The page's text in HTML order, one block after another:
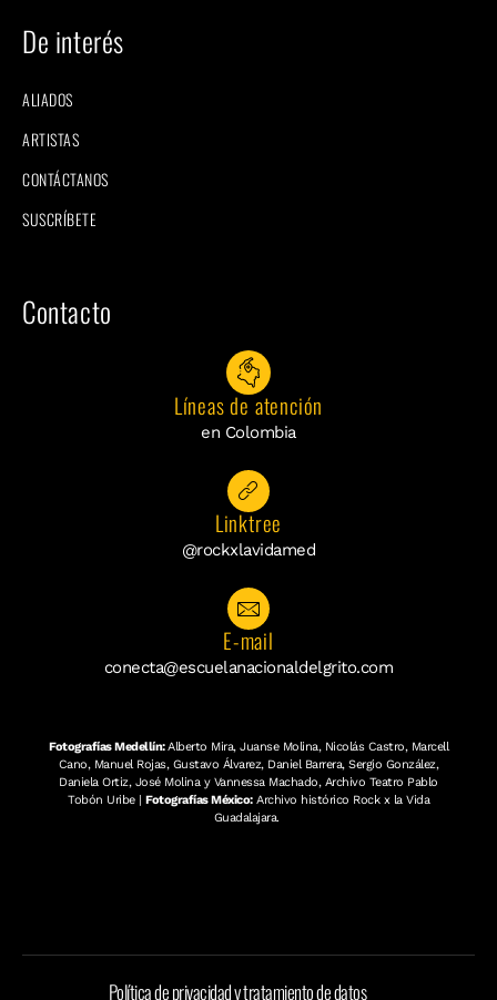
De interés
ALIADOS
ARTISTAS
CONTÁCTANOS
SUSCRÍBETE
Contacto
Líneas de atención
en Colombia
Linktree
@rockxlavidamed
E-mail
conecta@escuelanacionaldelgrito.com
Fotografías Medellín:Alberto Mira, Juanse Molina, Nicolás Castro, Marcell
Cano, Manuel Rojas, Gustavo Álvarez, Daniel Barrera, Sergio González,
Daniela Ortiz, José Molina y Vannessa Machado, Archivo Teatro Pablo
Tobón Uribe | Fotografías México:Archivo histórico Rock x la Vida
Guadalajara.
Política de privacidad y tratamiento de datos